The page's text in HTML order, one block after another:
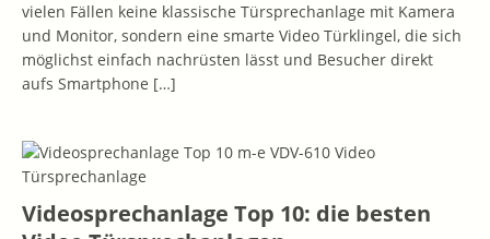
vielen Fällen keine klassische Türsprechanlage mit Kamera
und Monitor, sondern eine smarte Video Türklingel, die sich
möglichst einfach nachrüsten lässt und Besucher direkt
aufs Smartphone […]
Videosprechanlage Top 10: die besten